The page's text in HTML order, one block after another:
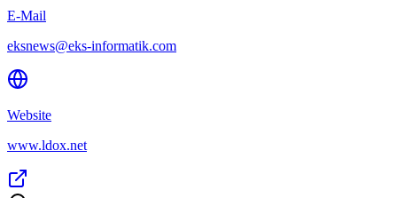
E-Mail
eksnews@eks-informatik.com
Website
www.ldox.net